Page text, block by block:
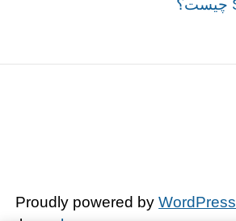
Proudly powered byWordPress